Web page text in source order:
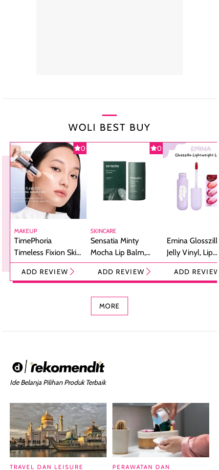
WOLI BEST BUY
0
MAKEUP
TimePhoria
Timeless Fixion Skin
Tint Stick,
Foundation dan
ADD REVIEW
0
SKINCARE
Sensatia Minty
Mocha Lip Balm,
Pelembap Bibir
dengan Aroma
ADD REVIEW
Emina
Jelly Vinyl, Lip
Cream Glossy
Ringan
ADD
MORE
Ide Belanja Pilihan Produk Terbaik
TRAVEL DAN LEISURE PERAWATAN DAN